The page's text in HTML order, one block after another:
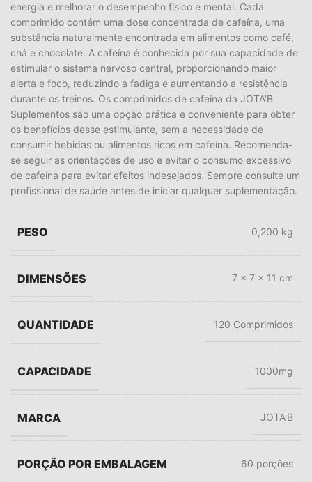
energia e melhorar o desempenho físico e mental. Cada
comprimido contém uma dose concentrada de cafeína, uma
substância naturalmente encontrada em alimentos como café,
chá e chocolate. A cafeína é conhecida por sua capacidade de
estimular o sistema nervoso central, proporcionando maior
alerta e foco, reduzindo a fadiga e aumentando a resistência
durante os treinos. Os comprimidos de cafeína da JOTA’B
Suplementos são uma opção prática e conveniente para obter
os benefícios desse estimulante, sem a necessidade de
consumir bebidas ou alimentos ricos em cafeína. Recomenda-
se seguir as orientações de uso e evitar o consumo excessivo
de cafeína para evitar efeitos indesejados. Sempre consulte um
profissional de saúde antes de iniciar qualquer suplementação.
PESO 0,200 kg
DIMENSÕES 7 × 7 × 11 cm
QUANTIDADE 120 Comprimidos
CAPACIDADE 1000mg
MARCA JOTA'B
PORÇÃO POR EMBALAGEM 60 porções